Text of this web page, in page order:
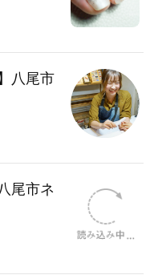
八尾市
尾市ネ